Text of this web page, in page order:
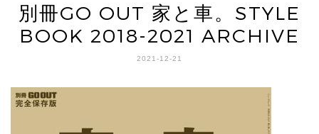
別冊GO OUT 家と車。STYLE
BOOK 2018-2021 ARCHIVE
2021-12-21